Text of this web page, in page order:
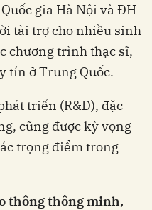
gia Hà Nội và ĐH
tài trợ cho nhiều sinh
chương trình thạc sĩ,
tín ở Trung Quốc.
triển (R&D), đặc
cũng được kỳ vọng
trọng điểm trong
thông thông minh,